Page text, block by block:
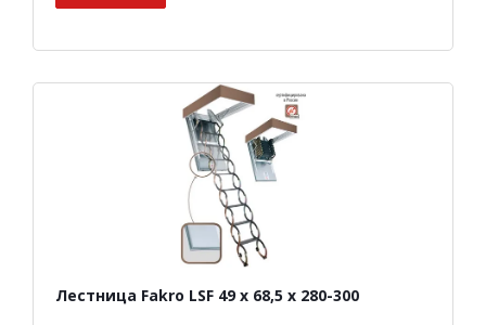
Лестница Fakro LSF 49 х 68,5 х 280-300